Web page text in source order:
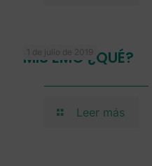
1 de julio de 2019
MIS EMO ¿QUÉ?
Leer más